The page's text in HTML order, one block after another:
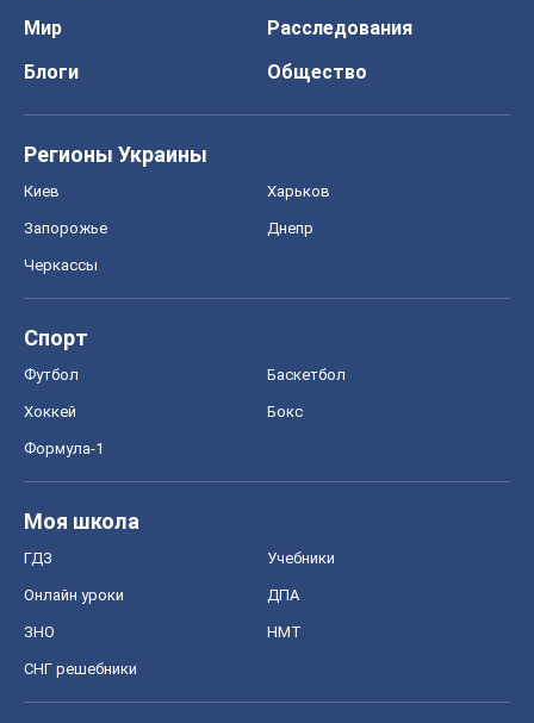
Мир
Расследования
Блоги
Общество
Регионы Украины
Киев Харьков
Запорожье Днепр
Черкассы
Спорт
Футбол Баскетбол
Хоккей Бокс
Формула-1
Моя школа
ГДЗ Учебники
Онлайн уроки ДПА
ЗНО НМТ
СНГ решебники